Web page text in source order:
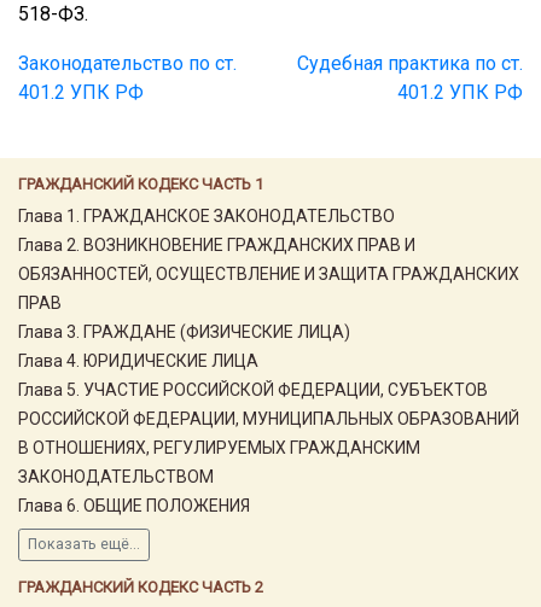
ГРАЖДАНСКИЙ КОДЕКС ЧАСТЬ 1
Глава 1. ГРАЖДАНСКОЕ ЗАКОНОДАТЕЛЬСТВО
Глава 2. ВОЗНИКНОВЕНИЕ ГРАЖДАНСКИХ ПРАВ И
ОБЯЗАННОСТЕЙ, ОСУЩЕСТВЛЕНИЕ И ЗАЩИТА ГРАЖДАНСКИХ
ПРАВ
Глава 3. ГРАЖДАНЕ (ФИЗИЧЕСКИЕ ЛИЦА)
Глава 4. ЮРИДИЧЕСКИЕ ЛИЦА
Глава 5. УЧАСТИЕ РОССИЙСКОЙ ФЕДЕРАЦИИ, СУБЪЕКТОВ
РОССИЙСКОЙ ФЕДЕРАЦИИ, МУНИЦИПАЛЬНЫХ ОБРАЗОВАНИЙ
В ОТНОШЕНИЯХ, РЕГУЛИРУЕМЫХ ГРАЖДАНСКИМ
ЗАКОНОДАТЕЛЬСТВОМ
Глава 6. ОБЩИЕ ПОЛОЖЕНИЯ
Показать ещё...
ГРАЖДАНСКИЙ КОДЕКС ЧАСТЬ 2
518-ФЗ.
Законодательство по ст.
401.2 УПК РФ
Судебная практика по ст.
401.2 УПК РФ